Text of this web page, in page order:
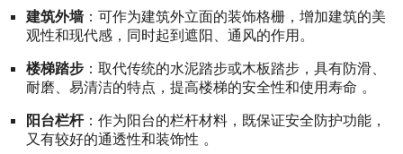
建筑外墙：可作为建筑外立面的装饰格栅，增加建筑的美
观性和现代感，同时起到遮阳、通风的作用。
楼梯踏步：取代传统的水泥踏步或木板踏步，具有防滑、
耐磨、易清洁的特点，提高楼梯的安全性和使用寿命 。
阳台栏杆：作为阳台的栏杆材料，既保证安全防护功能，
又有较好的通透性和装饰性 。